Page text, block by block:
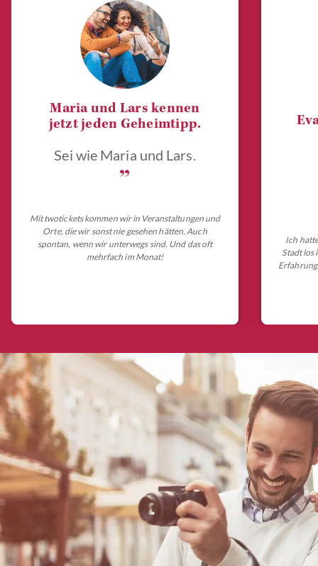
Maria und Lars kennen
jetzt jeden Geheimtipp.
Sei wie Maria und Lars.
„
Mit twotickets kommen wir in Veranstaltungen und
Orte, die wir sonst nie gesehen hätten. Auch
spontan, wenn wir unterwegs sind. Und das oft
mehrfach im Monat!
Ich
Stadt los